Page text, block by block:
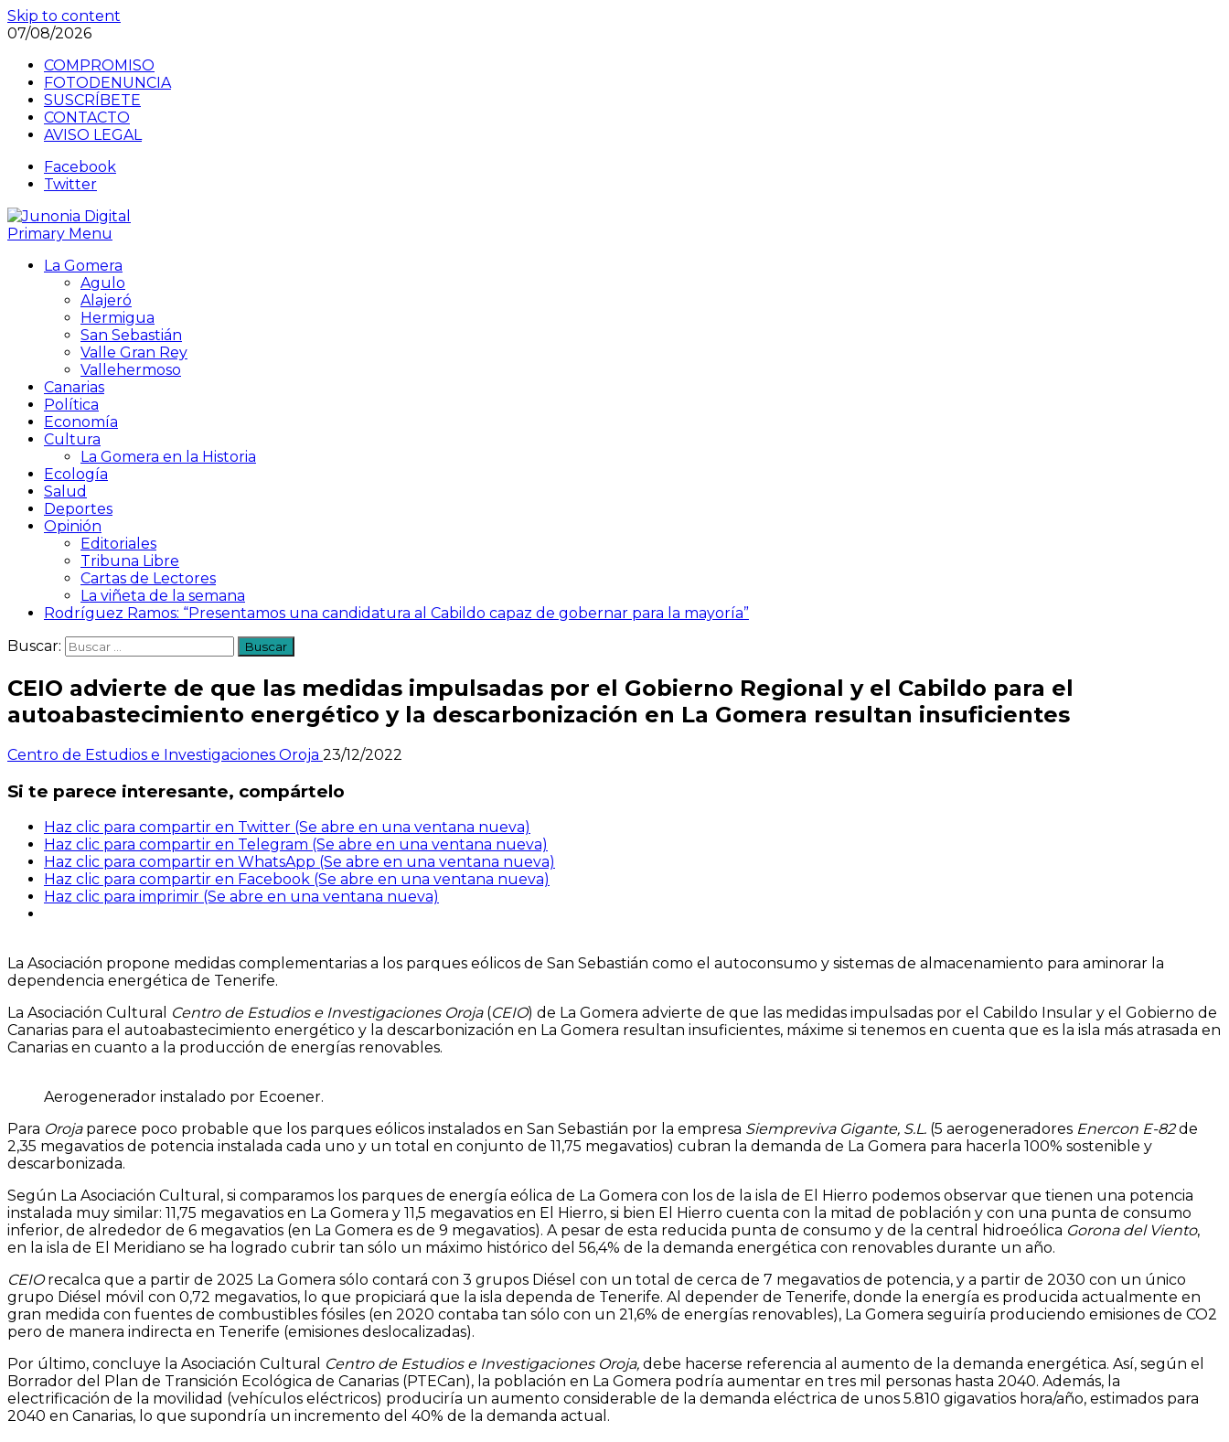
Skip to content
07/08/2026
COMPROMISO
FOTODENUNCIA
SUSCRÍBETE
CONTACTO
AVISO LEGAL
Facebook
Twitter
Primary Menu
La Gomera
Agulo
Alajeró
Hermigua
San Sebastián
Valle Gran Rey
Vallehermoso
Canarias
Política
Economía
Cultura
La Gomera en la Historia
Ecología
Salud
Deportes
Opinión
Editoriales
Tribuna Libre
Cartas de Lectores
La viñeta de la semana
Rodríguez Ramos: “Presentamos una candidatura al Cabildo capaz de gobernar para la mayoría”
Buscar:
CEIO advierte de que las medidas impulsadas por el Gobierno Regional y el Cabildo para el
autoabastecimiento energético y la descarbonización en La Gomera resultan insuficientes
Centro de Estudios e Investigaciones Oroja 23/12/2022
Si te parece interesante, compártelo
Haz clic para compartir en Twitter (Se abre en una ventana nueva)
Haz clic para compartir en Telegram (Se abre en una ventana nueva)
Haz clic para compartir en WhatsApp (Se abre en una ventana nueva)
Haz clic para compartir en Facebook (Se abre en una ventana nueva)
Haz clic para imprimir (Se abre en una ventana nueva)
La Asociación propone medidas complementarias a los parques eólicos de San Sebastián como el autoconsumo y sistemas de almacenamiento para aminorar la
dependencia energética de Tenerife.
La Asociación Cultural
Centro de Estudios e Investigaciones Oroja(CEIO) de La Gomera advierte de que las medidas impulsadas por el Cabildo Insular y el Gobierno de
Canarias para el autoabastecimiento energético y la descarbonización en La Gomera resultan insuficientes, máxime si tenemos en cuenta que es la isla más atrasada en
Canarias en cuanto a la producción de energías renovables.
Aerogenerador instalado por Ecoener.
Para Oroja parece poco probable que los parques eólicos instalados en San Sebastián por la empresa Siempreviva Gigante, S.L. (5 aerogeneradores Enercon E-82de
2,35 megavatios de potencia instalada cada uno y un total en conjunto de 11,75 megavatios) cubran la demanda de La Gomera para hacerla 100% sostenible y
descarbonizada.
Según La Asociación Cultural, si comparamos los parques de energía eólica de La Gomera con los de la isla de El Hierro podemos observar que tienen una potencia
instalada muy similar: 11,75 megavatios en La Gomera y 11,5 megavatios en El Hierro, si bien El Hierro cuenta con la mitad de población y con una punta de consumo
inferior, de alrededor de 6 megavatios (en La Gomera es de 9 megavatios). A pesar de esta reducida punta de consumo y de la central hidroeólica Gorona del Viento,
en la isla de El Meridiano se ha logrado cubrir tan sólo un máximo histórico del 56,4% de la demanda energética con renovables durante un año.
CEIOrecalca que a partir de 2025 La Gomera sólo contará con 3 grupos Diésel con un total de cerca de 7 megavatios de potencia, y a partir de 2030 con un único
grupo Diésel móvil con 0,72 megavatios, lo que propiciará que la isla dependa de Tenerife. Al depender de Tenerife, donde la energía es producida actualmente en
gran medida con fuentes de combustibles fósiles (en 2020 contaba tan sólo con un 21,6% de energías renovables), La Gomera seguiría produciendo emisiones de CO2
pero de manera indirecta en Tenerife (emisiones deslocalizadas).
Por último, concluye la Asociación Cultural
Centro de Estudios e Investigaciones Oroja, debe hacerse referencia al aumento de la demanda energética. Así, según el
Borrador del Plan de Transición Ecológica de Canarias (PTECan), la población en La Gomera podría aumentar en tres mil personas hasta 2040. Además, la
electrificación de la movilidad (vehículos eléctricos) produciría un aumento considerable de la demanda eléctrica de unos 5.810 gigavatios hora/año, estimados para
2040 en Canarias, lo que supondría un incremento del 40% de la demanda actual.